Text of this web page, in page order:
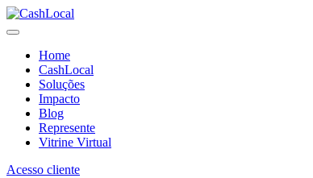
Home
CashLocal
Soluções
Impacto
Blog
Represente
Vitrine Virtual
Acesso cliente